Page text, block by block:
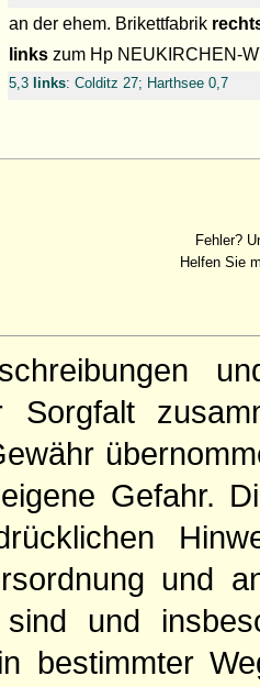
an der ehem. Brikettfabrik
links zum Hp NEUKIRCHEN-
5,3 links: Colditz 27; Harthsee 0,7
Fehler?
Helfen Sie
Sorgfalt
Gefahr.
und
sind und
bestimmter